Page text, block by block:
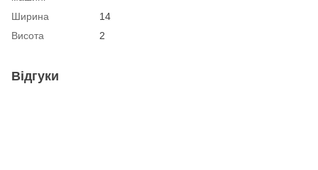
Ширина
14
Висота
2
Відгуки